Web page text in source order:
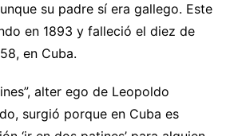
su padre sí era gallego. Este
en 1893 y falleció el diez de
en Cuba.
alter ego de Leopoldo
surgió porque en Cuba es